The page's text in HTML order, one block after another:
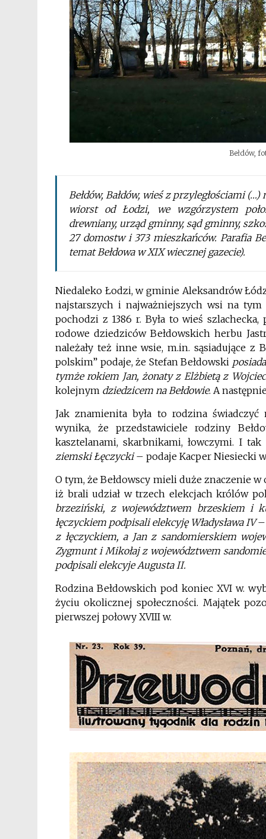
Bełdów,
Bełdów, Bałdów, wieś z przyległościami
wiorst od Łodzi, we wzgórzystem
drewniany, urząd gminny, sąd gminny,
27 domostw i 373 mieszkańców. Parafia
temat Bełdowa w XIX wiecznej gazecie).
Niedaleko Łodzi, w gminie Aleksandrów
najstarszych i najważniejszych wsi na tym
pochodzi z 1386 r. Była to wieś
rodowe dziedziców Bełdowskich herbu
należały też inne wsie, m.in. sąsiadujące z
polskim” podaje, że Stefan Bełdowski
tymże rokiem Jan, żonaty z Elżbietą z
kolejnym dziedzicem na Bełdowie. A
Jak znamienita była to rodzina
wynika, że przedstawiciele rodziny
kasztelanami, skarbnikami, łowczymi. I
ziemski Łęczycki– podaje Kacper Niesiecki
O tym, że Bełdowscy mieli duże znaczenie
iż brali udział w trzech elekcjach królów
brzeziński, z województwem brzeskiem i
łęczyckiem podpisali elekcyję Władysława IV–
z łęczyckiem, a Jan z sandomierskiem
Zygmunt i Mikołaj z województwem
podpisali elekcyje Augusta II.
Rodzina Bełdowskich pod koniec XVI w.
życiu okolicznej społeczności. Majątek
pierwszej połowy XVIII w.